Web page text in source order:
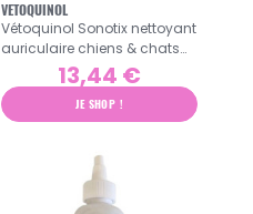
VETOQUINOL
Vétoquinol Sonotix nettoyant
auriculaire chiens & chats
13,44 €
JE SHOP !